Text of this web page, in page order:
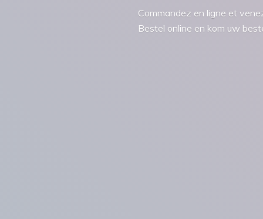
Commandez en ligne et
Bestel online en kom uw